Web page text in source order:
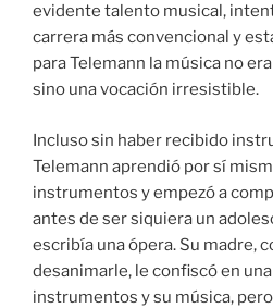
evidente talento musical,
carrera más convencional y
para Telemann la música no
sino una vocación irresistible.
Incluso sin haber recibido
Telemann aprendió por sí
instrumentos y empezó a
antes de ser siquiera un
escribía una ópera. Su madre,
desanimarle, le confiscó en
instrumentos y su música,